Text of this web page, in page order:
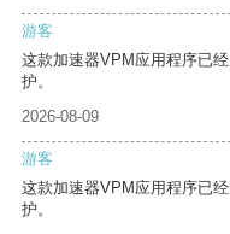
游客
这款加速器VPM应用程序已
护。
2026-08-09
游客
这款加速器VPM应用程序已
护。